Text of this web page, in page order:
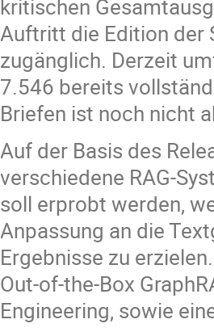
kritischen
Auftritt die Edition der
zugänglich. Derzeit
7.546 bereits
Briefen ist noch nicht
Auf der Basis des
verschiedene RAG-
soll erprobt werden,
Anpassung an die
Ergebnisse zu
Out-of-the-Box
Engineering, sowie